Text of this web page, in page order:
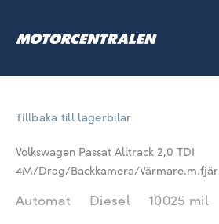
innehåll
Tillbaka till lagerbilar
Volkswagen Passat Alltrack 2,0 TDI
4M/Drag/Backkamera/Värmare.m.fjär
Automat Diesel 10025 mil